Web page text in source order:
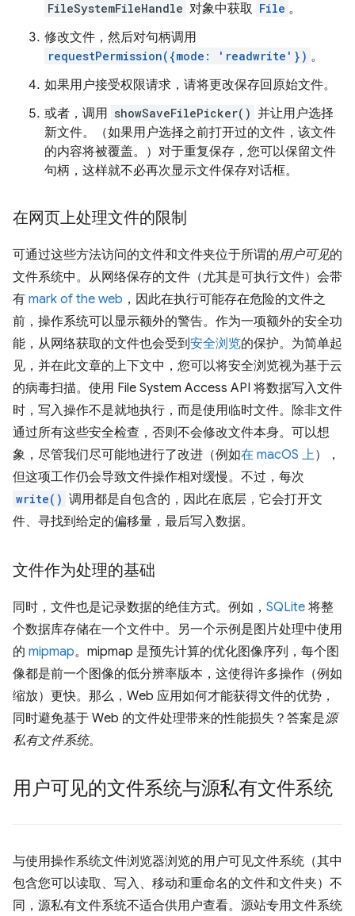
FileSystemFileHandle 对象中获取 File 。
修改文件，然后对句柄调用
requestPermission({mode: 'readwrite'}) 。
如果用户接受权限请求，请将更改保存回原始文件。
或者，调用 showSaveFilePicker() 并让用户选择
新文件。（如果用户选择之前打开过的文件，该文件
的内容将被覆盖。）对于重复保存，您可以保留文件
句柄，这样就不必再次显示文件保存对话框。
在网页上处理文件的限制
可通过这些方法访问的文件和文件夹位于所谓的用户可见的
文件系统中。从网络保存的文件（尤其是可执行文件）会带
有 mark of the web ，因此在执行可能存在危险的文件之
前，操作系统可以显示额外的警告。作为一项额外的安全功
能，从网络获取的文件也会受到安全浏览的保护。为简单起
见，并在此文章的上下文中，您可以将安全浏览视为基于云
的病毒扫描。使用 File System Access API 将数据写入文件
时，写入操作不是就地执行，而是使用临时文件。除非文件
通过所有这些安全检查，否则不会修改文件本身。可以想
象，尽管我们尽可能地进行了改进（例如在 macOS 上），
但这项工作仍会导致文件操作相对缓慢。不过，每次
write() 调用都是自包含的，因此在底层，它会打开文
件、寻找到给定的偏移量，最后写入数据。
文件作为处理的基础
同时，文件也是记录数据的绝佳方式。例如， SQLite 将整
个数据库存储在一个文件中。另一个示例是图片处理中使用
的 mipmap。mipmap 是预先计算的优化图像序列，每个图
像都是前一个图像的低分辨率版本，这使得许多操作（例如
缩放）更快。那么，Web 应用如何才能获得文件的优势，
同时避免基于 Web 的文件处理带来的性能损失？答案是源
私有文件系统。
用户可见的文件系统与源私有文件系统
与使用操作系统文件浏览器浏览的用户可见文件系统（其中
包含您可以读取、写入、移动和重命名的文件和文件夹）不
同，源私有文件系统不适合供用户查看。源站专用文件系统